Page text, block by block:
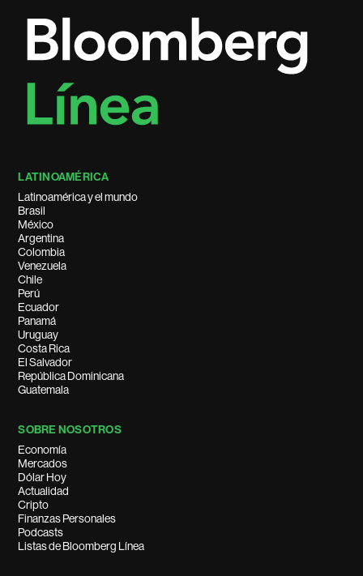
LATINOAMÉRICA
Latinoamérica y el mundo
Brasil
México
Argentina
Colombia
Venezuela
Chile
Perú
Ecuador
Panamá
Uruguay
Costa Rica
El Salvador
República Dominicana
Guatemala
SOBRE NOSOTROS
Economía
Mercados
Dólar Hoy
Actualidad
Cripto
Finanzas Personales
Podcasts
Listas de Bloomberg Línea